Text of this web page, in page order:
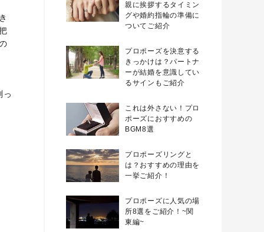
っ
親に挨拶するタイミン
グや婚約指輪の準備に
ついてご紹介
プロポーズを決意する
きっかけは？パートナ
ーが結婚を意識してい
るサインもご紹介
これは外さない！プロ
ポーズにおすすめの
BGM8選
プロポーズリングと
は？おすすめの理由を
一挙ご紹介！
プロポーズに人気の場
所8選をご紹介！~関
東編~